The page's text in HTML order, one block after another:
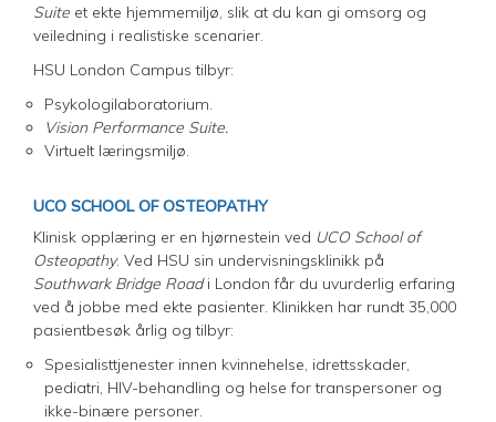
Suite et ekte hjemmemiljø, slik at du kan gi omsorg og
veiledning i realistiske scenarier.
HSU London Campus tilbyr:
Psykologilaboratorium.
Vision Performance Suite.
Virtuelt læringsmiljø.
UCO SCHOOL OF OSTEOPATHY
Klinisk opplæring er en hjørnestein ved UCO School of
Osteopathy. Ved HSU sin undervisningsklinikk på
Southwark Bridge Roadi London får du uvurderlig erfaring
ved å jobbe med ekte pasienter. Klinikken har rundt 35,000
pasientbesøk årlig og tilbyr:
Spesialisttjenester innen kvinnehelse, idrettsskader,
pediatri, HIV-behandling og helse for transpersoner og
ikke-binære personer.